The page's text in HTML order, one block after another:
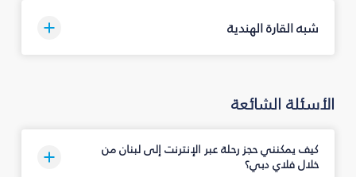
شبه القارة الهندية
الأسئلة الشائعة
كيف يمكنني حجز رحلة عبر الإنترنت إلى لبنان من
خلال فلاي دبي؟